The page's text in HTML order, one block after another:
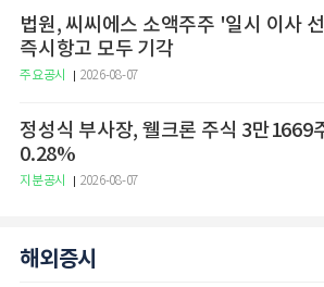
법원, 씨씨에스 소액주주 '일시 이사
즉시항고 모두 기각
주요공시 2026-08-07
정성식 부사장, 웰크론 주식 3만1669주 ↑…지분
0.28%
지분공시 2026-08-07
해외증시